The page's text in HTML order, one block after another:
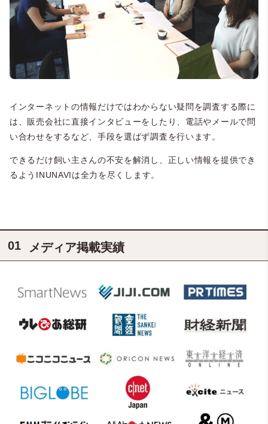
インターネットの情報だけではわからない疑問を調査する際に
は、販売会社に直接インタビューをしたり、電話やメールで問
い合わせをするなど、手段を選ばず調査を行います。
できるだけ飼い主さんの不安を解消し、正しい情報を提供でき
るようINUNAVIは全力を尽くします。
メディア掲載実績